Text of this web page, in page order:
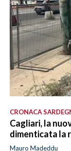
CRONACA
Cagliari, la
dimenticata la
Mauro Madeddu